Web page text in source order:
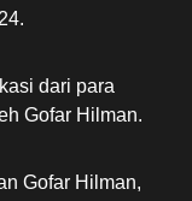
dari para
Gofar Hilman.
Gofar Hilman,